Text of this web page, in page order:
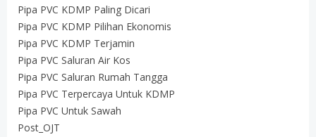
Pipa PVC KDMP Paling Dicari
Pipa PVC KDMP Pilihan Ekonomis
Pipa PVC KDMP Terjamin
Pipa PVC Saluran Air Kos
Pipa PVC Saluran Rumah Tangga
Pipa PVC Terpercaya Untuk KDMP
Pipa PVC Untuk Sawah
Post_OJT